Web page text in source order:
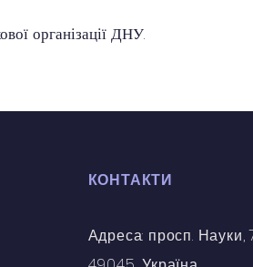
організації ДНУ.
КОНТАКТИ
Адреса: просп. Науки,